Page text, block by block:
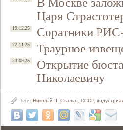
Царя
19.12.25 Соратники
22.11.25 Траурное
23.09.25
Открытие
Николаевичу
Теги: Николай II Сталин СССР,